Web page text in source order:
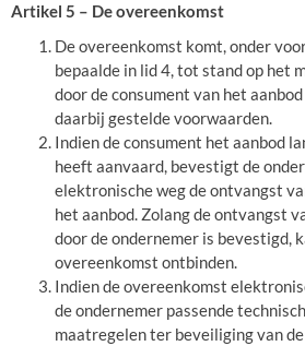
Artikel 5 – De overeenkomst
De overeenkomst komt, onder
bepaalde in lid 4, tot stand op het
door de consument van het
daarbij gestelde voorwaarden.
Indien de consument het aanbod
heeft aanvaard, bevestigt de
elektronische weg de ontvangst
het aanbod. Zolang de ontvangst
door de ondernemer is bevestigd,
overeenkomst ontbinden.
Indien de overeenkomst
de ondernemer passende
maatregelen ter beveiliging van